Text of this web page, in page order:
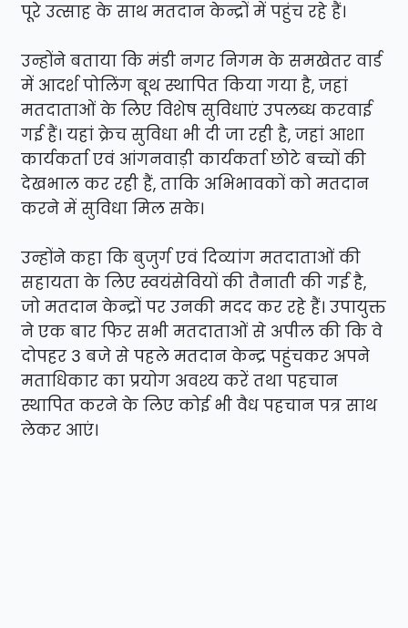
पूरे उत्साह के साथ मतदान केन्द्रों में पहुंच रहे हैं।
उन्होंने बताया कि मंडी नगर निगम के समखेतर वार्ड
में आदर्श पोलिंग बूथ स्थापित किया गया है, जहां
मतदाताओं के लिए विशेष सुविधाएं उपलब्ध करवाई
गई हैं। यहां क्रेच सुविधा भी दी जा रही है, जहां आशा
कार्यकर्ता एवं आंगनवाड़ी कार्यकर्ता छोटे बच्चों की
देखभाल कर रही हैं, ताकि अभिभावकों को मतदान
करने में सुविधा मिल सके।
उन्होंने कहा कि बुजुर्ग एवं दिव्यांग मतदाताओं की
सहायता के लिए स्वयंसेवियों की तैनाती की गई है,
जो मतदान केन्द्रों पर उनकी मदद कर रहे हैं। उपायुक्त
ने एक बार फिर सभी मतदाताओं से अपील की कि वे
दोपहर 3 बजे से पहले मतदान केन्द्र पहुंचकर अपने
मताधिकार का प्रयोग अवश्य करें तथा पहचान
स्थापित करने के लिए कोई भी वैध पहचान पत्र साथ
लेकर आएं।